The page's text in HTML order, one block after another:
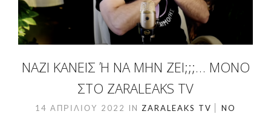
ΝΑΖΊ ΚΑΝΕΊΣ Ή ΝΑ ΜΗΝ ΖΕΙ;;;… ΜΌΝΟ Σ
ΤΟ ZARALEAKS TV
14 ΑΠΡΙΛΊΟΥ 2022 IN ZARALEAKS TV
NO